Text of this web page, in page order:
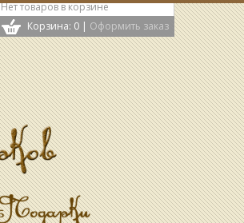
Нет товаров в корзине
Корзина: 0 | Оформить заказ